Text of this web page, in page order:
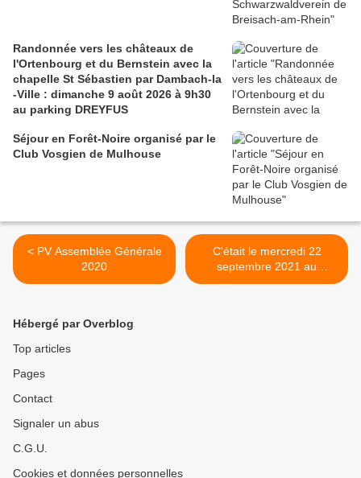
Randonnée vers les châteaux de
l'Ortenbourg et du Bernstein avec la
chapelle St Sébastien par Dambach-la
-Ville : dimanche 9 août 2026 à 9h30
au parking DREYFUS
Séjour en Forêt-Noire organisé par le
Club Vosgien de Mulhouse
< PV Assemblée Générale
2020
C'était le mercredi 22
septembre 2021 au
Feldberg, avec les
Hébergé par Overblog
Top articles
Pages
Contact
Signaler un abus
C.G.U.
Cookies et données personnelles